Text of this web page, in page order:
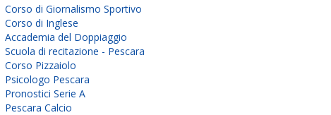
Corso di Giornalismo Sportivo
Corso di Inglese
Accademia del Doppiaggio
Scuola di recitazione - Pescara
Corso Pizzaiolo
Psicologo Pescara
Pronostici Serie A
Pescara Calcio